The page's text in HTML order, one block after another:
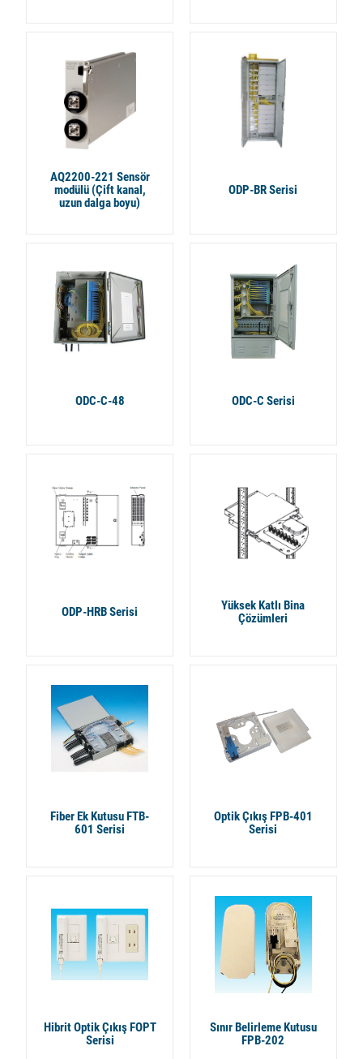
AQ2200-221 Sensör
modülü (Çift kanal,
uzun dalga boyu)
ODP-BR Serisi
ODC-C-48 ODC-C Serisi
ODP-HRB Serisi
Yüksek Katlı Bina
Çözümleri
Fiber Ek Kutusu FTB-
601 Serisi
Optik Çıkış FPB-401
Serisi
Hibrit Optik Çıkış FOPT
Serisi
Sınır Belirleme Kutusu
FPB-202